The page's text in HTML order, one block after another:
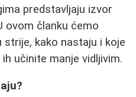
predstavljaju izvor
ovom članku ćemo
kako nastaju i koje
učinite manje vidljivim.